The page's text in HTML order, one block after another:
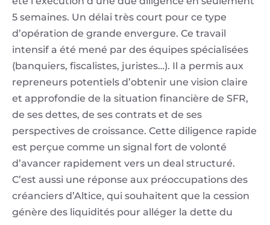
5 semaines. Un délai très court pour ce type
d’opération de grande envergure. Ce travail
intensif a été mené par des équipes spécialisées
(banquiers, fiscalistes, juristes…). Il a permis aux
repreneurs potentiels d’obtenir une vision claire
et approfondie de la situation financière de SFR,
de ses dettes, de ses contrats et de ses
perspectives de croissance. Cette diligence rapide
est perçue comme un signal fort de volonté
d’avancer rapidement vers un deal structuré.
C’est aussi une réponse aux préoccupations des
créanciers d’Altice, qui souhaitent que la cession
génère des liquidités pour alléger la dette du